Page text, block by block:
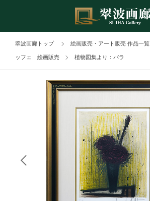
翠波画廊トップ 絵画販売・アート販売 作品一覧
ッフェ 絵画販売 植物図集より：バラ